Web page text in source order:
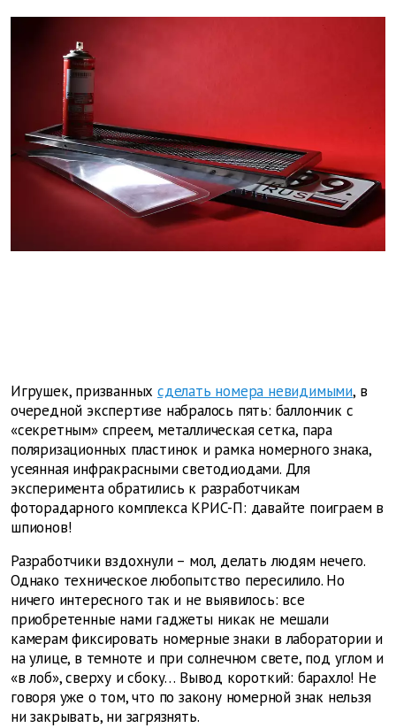
Игрушек, призванных сделать номера невидимыми, в
очередной экспертизе набралось пять: баллончик с
«секретным» спреем, металлическая сетка, пара
поляризационных пластинок и рамка номерного знака,
усеянная инфракрасными светодиодами. Для
эксперимента обратились к разработчикам
фоторадарного комплекса КРИС-П: давайте поиграем в
шпионов!
Разработчики вздохнули – мол, делать людям нечего.
Однако техническое любопытство пересилило. Но
ничего интересного так и не выявилось: все
приобретенные нами гаджеты никак не мешали
камерам фиксировать номерные знаки в лаборатории и
на улице, в темноте и при солнечном свете, под углом и
«в лоб», сверху и сбоку… Вывод короткий: барахло! Не
говоря уже о том, что по закону номерной знак нельзя
ни закрывать, ни загрязнять.